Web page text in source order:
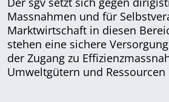
Massnahmen und für
Marktwirtschaft in diesen
stehen eine sichere
der Zugang zu
Umweltgütern und